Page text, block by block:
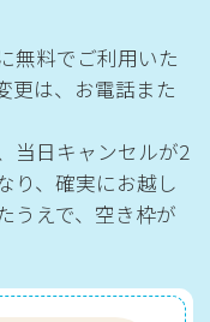
無料でご利用いた
更は、お電話また
当日キャンセルが2
り、確実にお越し
うえで、空き枠が